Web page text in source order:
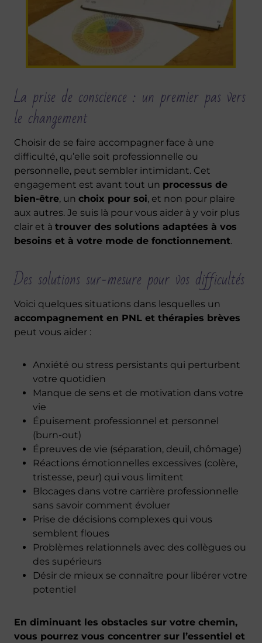
La prise de conscience : un premier pas vers
le changement
Choisir de se faire accompagner face à une
difficulté, qu’elle soit professionnelle ou
personnelle, peut sembler intimidant. Cet
engagement est avant tout un processus de
bien-être, un choix pour soi, et non pour plaire
aux autres. Je suis là pour vous aider à y voir plus
clair et à trouver des solutions adaptées à vos
besoins et à votre mode de fonctionnement.
Des solutions sur-mesure pour vos difficultés
Voici quelques situations dans lesquelles un
accompagnement en PNL et thérapies brèves
peut vous aider :
Anxiété ou stress persistants qui perturbent
votre quotidien
Manque de sens et de motivation dans votre
vie
Épuisement professionnel et personnel
(burn-out)
Épreuves de vie (séparation, deuil, chômage)
Réactions émotionnelles excessives (colère,
tristesse, peur) qui vous limitent
Blocages dans votre carrière professionnelle
sans savoir comment évoluer
Prise de décisions complexes qui vous
semblent floues
Problèmes relationnels avec des collègues ou
des supérieurs
Désir de mieux se connaître pour libérer votre
potentiel
En diminuant les obstacles sur votre chemin,
vous pourrez vous concentrer sur l’essentiel et